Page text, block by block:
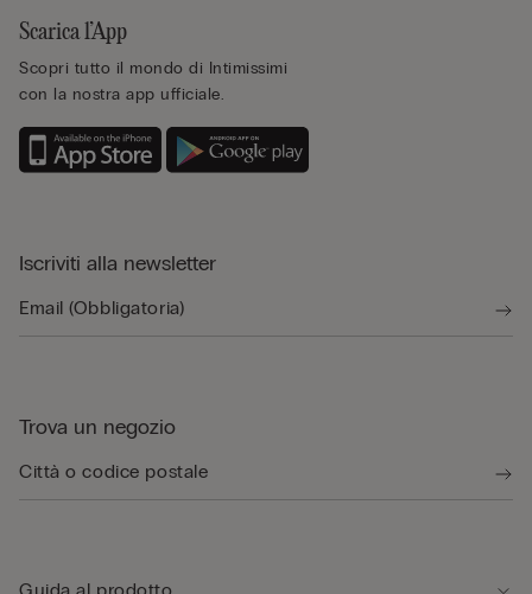
Scarica l’App
Scopri tutto il mondo di Intimissimi
con la nostra app ufficiale.
Iscriviti alla newsletter
Trova un negozio